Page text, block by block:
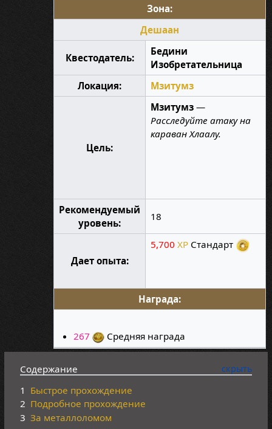
Зона:
Дешаан
Квестодатель:
Бедини
Изобретательница
Локация:
Мзитумз
Цель:
Мзитумз—
Расследуйте атаку на
караван Хлаалу.
Рекомендуемый
уровень:
18
Дает опыта:
5,700 XPСтандарт
Награда:
267 Средняя награда
Содержание
1 Быстрое прохождение
2 Подробное прохождение
3 За металлоломом